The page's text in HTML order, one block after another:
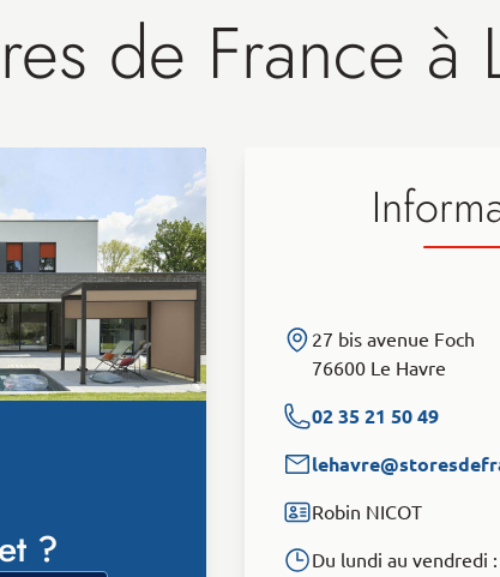
de France à
?
27 bis avenue Foch
76600 Le Havre
02 35 21 50 49
Robin NICOT
Du lundi au vendredi